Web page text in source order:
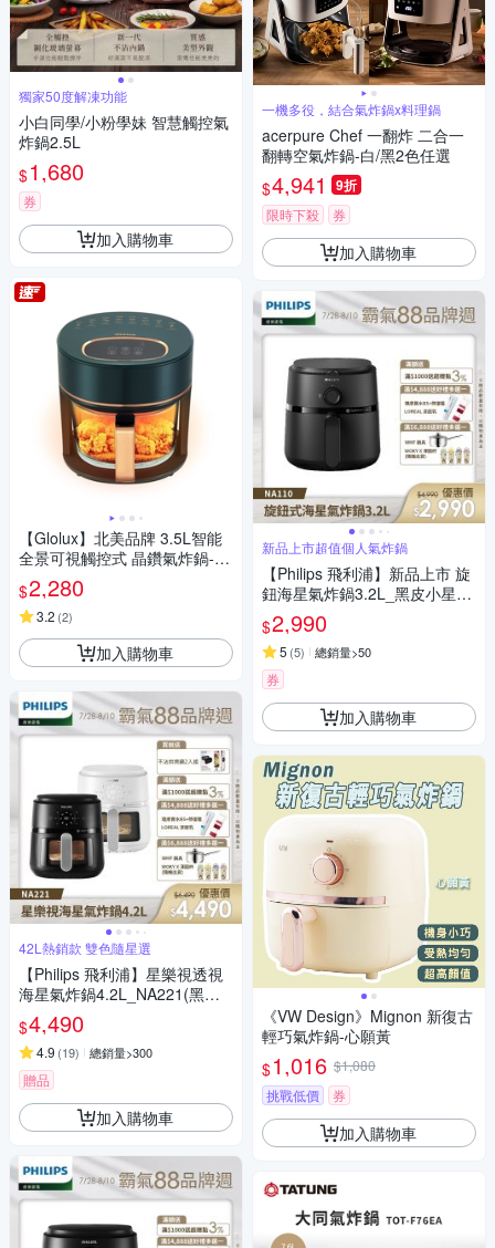
獨家50度解凍功能
小白同學/小粉學妹 智慧觸控氣
炸鍋2.5L
$1,680
券
加入購物車
【Glolux】北美品牌 3.5L智能
全景可視觸控式 晶鑽氣炸鍋-綠
金香(1200W大功率/原廠保固)
$2,280
3.2 (2)
加入購物車
42L熱銷款 雙色隨星選
【Philips 飛利浦】星樂視透視
海星氣炸鍋4.2L_NA221(黑白
兩色任選)
$4,490
4.9 (19) 總銷量>300
贈品
加入購物車
一機多役，結合氣炸鍋x料理鍋
acerpure Chef 一翻炸 二合一
翻轉空氣炸鍋-白/黑2色任選
$4,941 9折
限時下殺 券
加入購物車
新品上市超值個人氣炸鍋
【Philips 飛利浦】新品上市 旋
鈕海星氣炸鍋3.2L_黑皮小星(N
A110)
$2,990
5 (5) 總銷量>50
券
加入購物車
《VW Design》Mignon 新復古
輕巧氣炸鍋-心願黃
$1,016 $1,080
挑戰低價
券
加入購物車